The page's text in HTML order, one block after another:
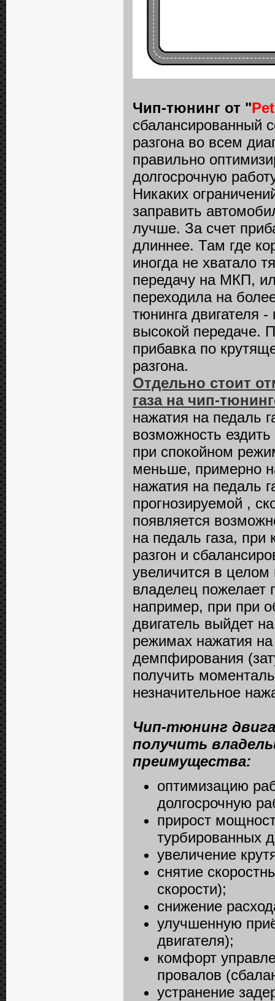
Чип-тюнинг от "
сбалансированный
разгона во всем
правильно
долгосрочную
Никаких
заправить
лучше. За счет
длиннее. Там где
иногда не хватало
передачу на МКП,
переходила на
тюнинга двигателя
высокой передаче.
прибавка по
разгона.
Отдельно стоит
газа на чип-
нажатия на педаль
возможность
при спокойном
меньше, примерно
нажатия на педаль
прогнозируемой ,
появляется
на педаль газа,
разгон и
увеличится в
владелец пожелает
например, при при
двигатель выйдет
режимах нажатия
демпфирования
получить
незначительное
Чип-тюнинг
получить
преимущества:
оптимизацию
долгосрочную
прирост
турбированных
увеличение
снятие
скорости);
снижение
улучшенную
двигателя);
комфорт
провалов
устранение